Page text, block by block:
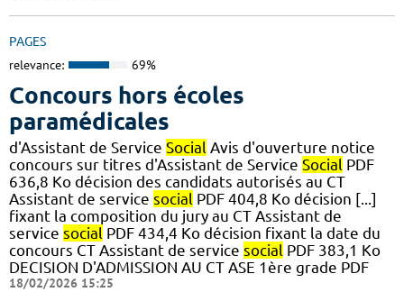
PAGES
relevance: 69%
Concours hors écoles
paramédicales
d'Assistant de Service Social Avis d'ouverture notice
concours sur titres d'Assistant de Service Social PDF
636,8 Ko décision des candidats autorisés au CT
Assistant de service social PDF 404,8 Ko décision [...]
fixant la composition du jury au CT Assistant de
service social PDF 434,4 Ko décision fixant la date du
concours CT Assistant de service social PDF 383,1 Ko
DECISION D'ADMISSION AU CT ASE 1ère grade PDF
18/02/2026 15:25